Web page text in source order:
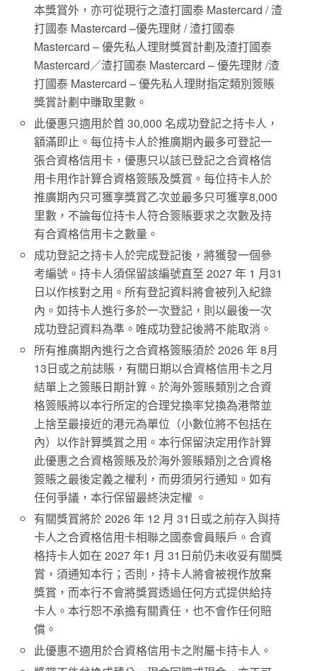
本獎賞外，亦可從現行之渣打國泰 Mastercard / 渣
打國泰 Mastercard –優先理財 / 渣打國泰
Mastercard – 優先私人理財獎賞計劃及渣打國泰
Mastercard／渣打國泰 Mastercard – 優先理財 /渣
打國泰 Mastercard – 優先私人理財指定類別簽賬
獎賞計劃中賺取里數。
此優惠只適用於首 30,000 名成功登記之持卡人，
額滿即止。每位持卡人於推廣期內最多可登記一
張合資格信用卡，優惠只以該已登記之合資格信
用卡用作計算合資格簽賬及獎賞。每位持卡人於
推廣期內只可獲享獎賞乙次並最多只可獲享8,000
里數，不論每位持卡人符合簽賬要求之次數及持
有合資格信用卡之數量。
成功登記之持卡人於完成登記後，將獲發一個參
考編號。持卡人須保留該編號直至 2027 年 1 月31
日以作核對之用。所有登記資料將會被列入紀錄
內。如持卡人進行多於一次登記，則以最後一次
成功登記資料為準。唯成功登記後將不能取消。
所有推廣期內進行之合資格簽賬須於 2026 年 8月
13日或之前誌賬，有關日期以合資格信用卡之月
結單上之簽賬日期計算。於海外簽賬類別之合資
格簽賬將以本行所定的合理兌換率兌換為港幣並
上捨至最接近的港元為單位（小數位將不包括在
內）以作計算獎賞之用。本行保留決定用作計算
此優惠之合資格簽賬及於海外簽賬類別之合資格
簽賬之最後定義之權利，而毋須另行通知。如有
任何爭議，本行保留最終決定權 。
有關獎賞將於 2026 年 12 月 31日或之前存入與持
卡人之合資格信用卡相聯之國泰會員賬戶。合資
格持卡人如在 2027 年1 月 31日前仍未收妥有關獎
賞，須通知本行；否則，持卡人將會被視作放棄
獎賞，而本行不會將獎賞透過任何方式提供給持
卡人。本行恕不承擔有關責任，也不會作任何賠
償。
此優惠不適用於合資格信用卡之附屬卡持卡人。